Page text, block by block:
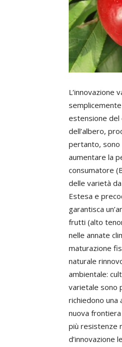
L’innovazione
estensione del
dell’albero,
pertanto,
aumentare la
consumatore
delle varietà
Estesa e
garantisca
frutti (alto
nelle annate
maturazione
naturale
ambientale:
varietale sono
richiedono una
nuova
più resistenze
d’innovazione